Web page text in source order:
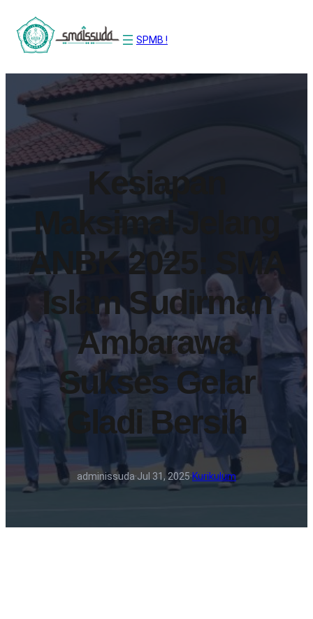
SPMB !
Kesiapan
Maksimal Jelang
ANBK 2025: SMA
Islam Sudirman
Ambarawa
Sukses Gelar
Gladi Bersih
adminissuda·Jul 31, 2025·Kurikulum